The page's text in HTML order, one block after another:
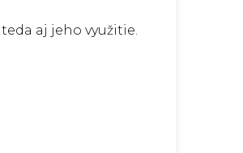
aj jeho využitie.